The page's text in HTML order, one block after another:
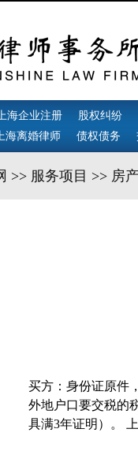
海企业注册 股权纠纷
海离婚律师 债权债务
>> 服务项目 >> 房
买方：身份证原件
外地户口要交税的
具满3年证明）。